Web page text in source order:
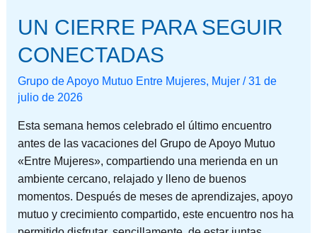
UN CIERRE PARA SEGUIR
CONECTADAS
Grupo de Apoyo Mutuo Entre Mujeres, Mujer/31 de
julio de 2026
Esta semana hemos celebrado el último encuentro
antes de las vacaciones del Grupo de Apoyo Mutuo
«Entre Mujeres», compartiendo una merienda en un
ambiente cercano, relajado y lleno de buenos
momentos. Después de meses de aprendizajes, apoyo
mutuo y crecimiento compartido, este encuentro nos ha